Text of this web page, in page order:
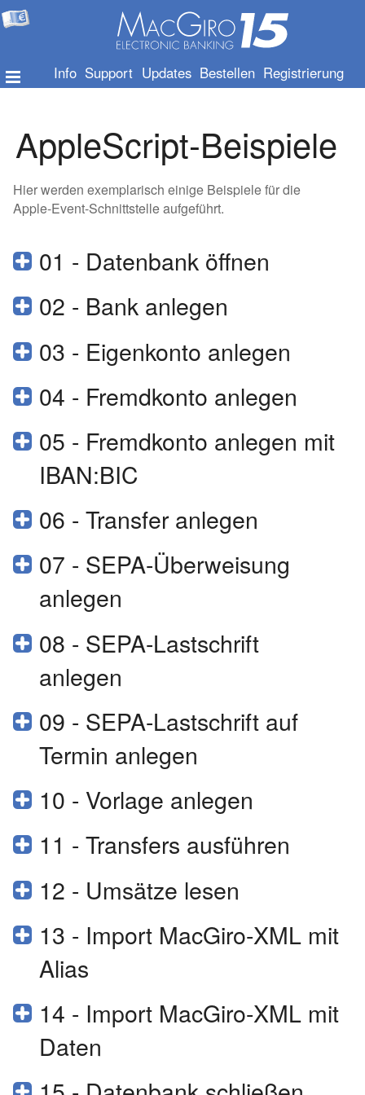
Info Support Updates Bestellen Registrierung
AppleScript-Beispiele
Hier werden exemplarisch einige Beispiele für die
Apple-Event-Schnittstelle aufgeführt.
01 - Datenbank öffnen
02 - Bank anlegen
03 - Eigenkonto anlegen
04 - Fremdkonto anlegen
05 - Fremdkonto anlegen mit
IBAN:BIC
06 - Transfer anlegen
07 - SEPA-Überweisung
anlegen
08 - SEPA-Lastschrift
anlegen
09 - SEPA-Lastschrift auf
Termin anlegen
10 - Vorlage anlegen
11 - Transfers ausführen
12 - Umsätze lesen
13 - Import MacGiro-XML mit
Alias
14 - Import MacGiro-XML mit
Daten